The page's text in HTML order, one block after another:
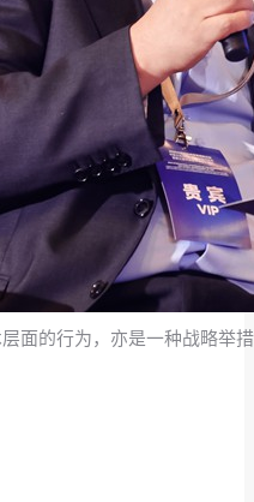
面的行为，亦是一种战略举